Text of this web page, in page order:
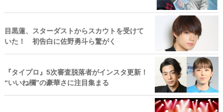
目黒蓮、スターダストからスカウトを受けて
いた！ 初告白に佐野勇斗ら驚がく
『タイプロ』5次審査脱落者がインスタ更新！
“いいね欄”の豪華さに注目集まる